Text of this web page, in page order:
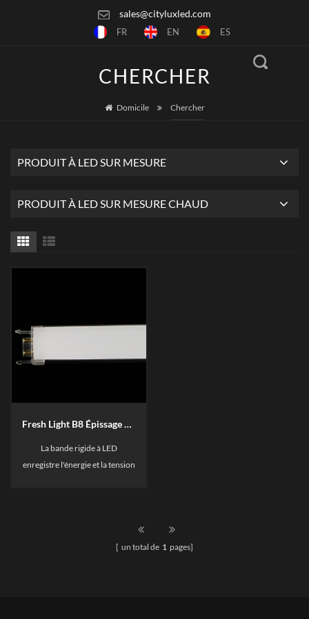
sales@cityluxled.com
FR EN ES
CHERCHER
Domicile Chercher
PRODUIT À LED SUR MESURE
PRODUIT À LED SUR MESURE CHAUD
Fresh Light B8 Épissage Barre rigide à LED
La bande rigide à LED
enregistre l'énergie et la tension
[ un total de 1 pages]